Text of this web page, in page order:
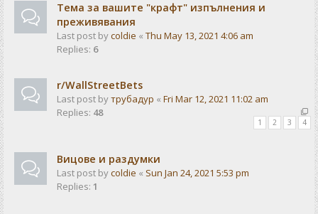
Тема за вашите "крафт" изпълнения и
преживявания
Last post bycoldie « Thu May 13, 2021 4:06 am
Replies: 6
r/WallStreetBets
Last post byтрубадур « Fri Mar 12, 2021 11:02 am
Replies: 48
1 2 3 4
Вицове и раздумки
Last post bycoldie « Sun Jan 24, 2021 5:53 pm
Replies: 1